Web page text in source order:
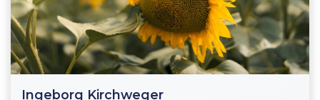
Ingeborg Kirchweger